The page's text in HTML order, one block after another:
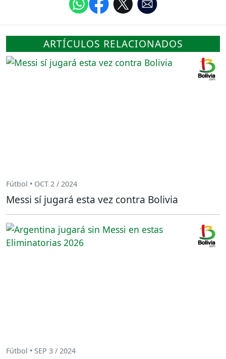
ARTÍCULOS RELACIONADOS
Fútbol • OCT 2 / 2024
Messi sí jugará esta vez contra Bolivia
Fútbol • SEP 3 / 2024